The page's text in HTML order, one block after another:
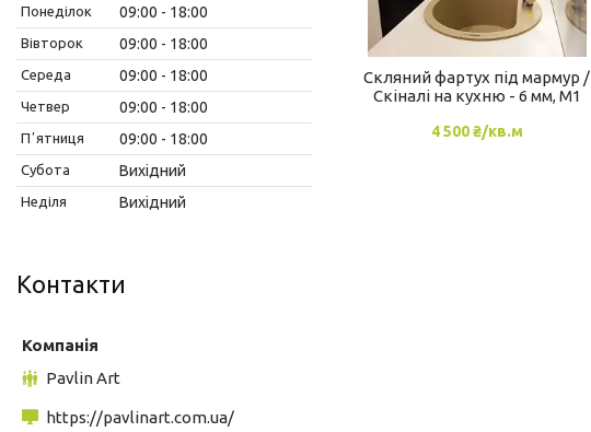
Скляний фартух під мармур /
Скіналі на кухню - 6 мм, М1
4 500 ₴/кв.м
Понеділок 09:00 18:00
Вівторок 09:00 18:00
Середа 09:00 18:00
Четвер 09:00 18:00
Пʼятниця 09:00 18:00
Субота Вихідний
Неділя Вихідний
Контакти
Pavlin Art
https://pavlinart.com.ua/